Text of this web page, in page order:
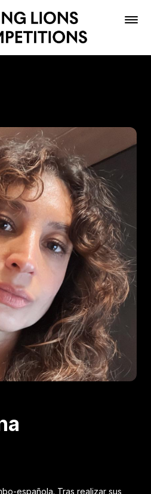
Inscribir
Boletería
española. Tras realizar sus